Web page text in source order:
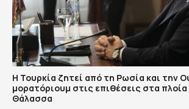
Η Τουρκία ζητεί από τη Ρωσία και την
μορατόριουμ στις επιθέσεις στα
Θάλασσα